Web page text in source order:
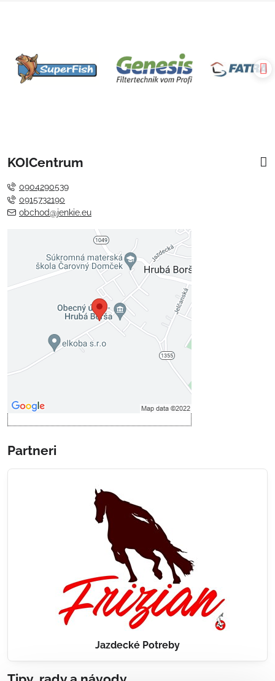
KOICentrum
0904290539
0915732190
obchod@jenkie.eu
Externý obsah je blokovaný
Voľbami súkromia
Prajete si načítať externý obsah?
Povoliť tentokrát
Povoliť a zapamätať - súhlas s
Partneri
Jazdecké Potreby